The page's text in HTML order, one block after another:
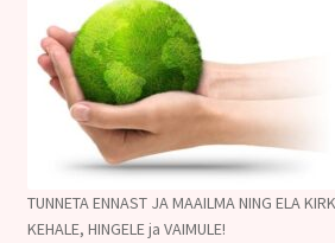
TUNNETA ENNAST JA MAAILMA
KEHALE, HINGELE ja VAIMULE!